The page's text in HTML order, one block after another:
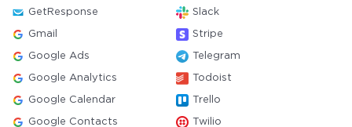
GetResponse Slack
Gmail Stripe
Google Ads Telegram
Google Analytics Todoist
Google Calendar Trello
Google Contacts Twilio